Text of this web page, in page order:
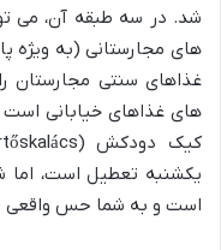
شد. در سه طبقه آن، می
های مجارستانی (به ویژه
غذاهای سنتی مجارستان
یکشنبه تعطیل است،
است و به شما حس واقعی